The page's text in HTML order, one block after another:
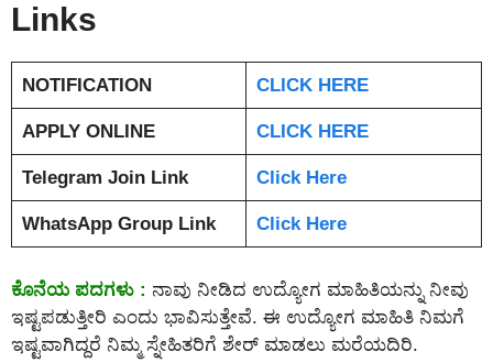
Links
NOTIFICATION CLICK HERE
APPLY ONLINE CLICK HERE
Telegram Join Link Click Here
WhatsApp Group Link Click Here
ಕೊನೆಯ ಪದಗಳು : ನಾವು ನೀಡಿದ ಉದ್ಯೋಗ ಮಾಹಿತಿಯನ್ನು ನೀವು
ಇಷ್ಟಪಡುತ್ತೀರಿ ಎಂದು ಭಾವಿಸುತ್ತೇವೆ. ಈ ಉದ್ಯೋಗ ಮಾಹಿತಿ ನಿಮಗೆ
ಇಷ್ಟವಾಗಿದ್ದರೆ ನಿಮ್ಮ ಸ್ನೇಹಿತರಿಗೆ ಶೇರ್ ಮಾಡಲು ಮರೆಯದಿರಿ.